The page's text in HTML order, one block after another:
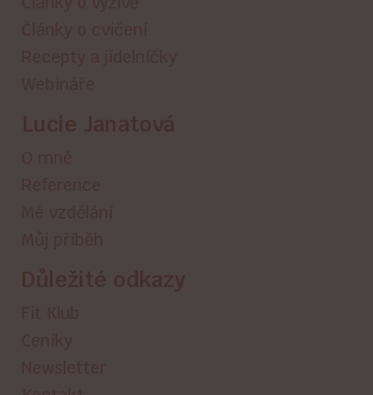
Lucie Janatová
Důležité odkazy